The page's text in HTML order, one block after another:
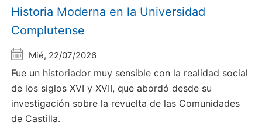
Historia Moderna en la Universidad
Complutense
Mié, 22/07/2026
Fue un historiador muy sensible con la realidad social
de los siglos XVI y XVII, que abordó desde su
investigación sobre la revuelta de las Comunidades
de Castilla.